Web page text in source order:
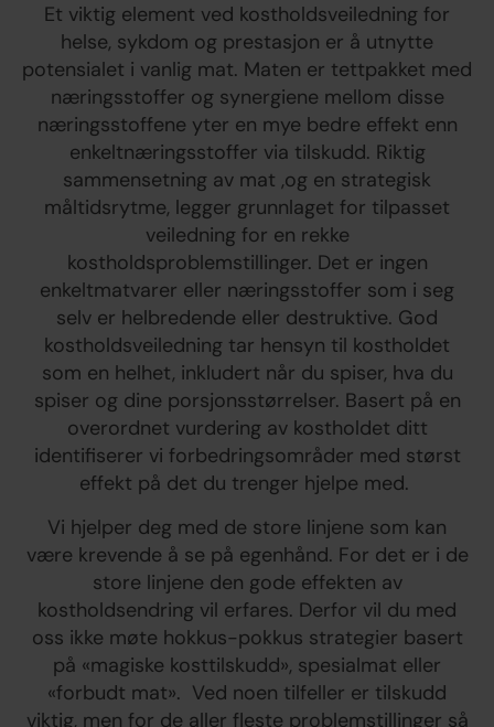
Et viktig element ved kostholdsveiledning for
helse, sykdom og prestasjon er å utnytte
potensialet i vanlig mat. Maten er tettpakket med
næringsstoffer og synergiene mellom disse
næringsstoffene yter en mye bedre effekt enn
enkeltnæringsstoffer via tilskudd. Riktig
sammensetning av mat ,og en strategisk
måltidsrytme, legger grunnlaget for tilpasset
veiledning for en rekke
kostholdsproblemstillinger. Det er ingen
enkeltmatvarer eller næringsstoffer som i seg
selv er helbredende eller destruktive. God
kostholdsveiledning tar hensyn til kostholdet
som en helhet, inkludert når du spiser, hva du
spiser og dine porsjonsstørrelser. Basert på en
overordnet vurdering av kostholdet ditt
identifiserer vi forbedringsområder med størst
effekt på det du trenger hjelpe med.
Vi hjelper deg med de store linjene som kan
være krevende å se på egenhånd. For det er i de
store linjene den gode effekten av
kostholdsendring vil erfares. Derfor vil du med
oss ikke møte hokkus-pokkus strategier basert
på «magiske kosttilskudd», spesialmat eller
«forbudt mat». Ved noen tilfeller er tilskudd
viktig, men for de aller fleste problemstillinger så